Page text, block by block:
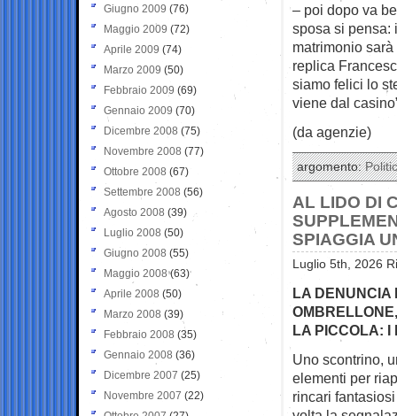
– poi dopo va
sposa si pensa:
matrimonio sarà
replica
siamo felici lo
viene dal
(da agenzie)
argomento:
AL LIDO DI
SPIAGGIA
Luglio 5th, 2026
LA DENUNCIA
LA PICCOLA: I
Uno scontrino,
elementi per
rincari
Giugno 2009 (76)
Maggio 2009 (72)
Aprile 2009 (74)
Marzo 2009 (50)
Febbraio 2009 (69)
Gennaio 2009 (70)
Dicembre 2008 (75)
Novembre 2008 (77)
Ottobre 2008 (67)
Settembre 2008 (56)
Agosto 2008 (39)
Luglio 2008 (50)
Giugno 2008 (55)
Maggio 2008(63)
Aprile 2008 (50)
Marzo 2008 (39)
Febbraio 2008 (35)
Gennaio 2008 (36)
Dicembre 2007 (25)
Novembre 2007 (22)